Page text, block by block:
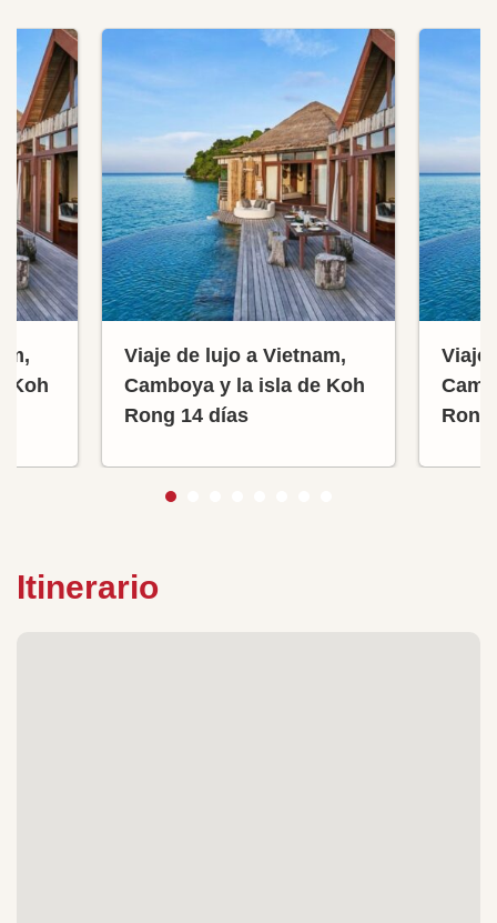
Koh
Viaje de lujo a Vietnam,
Camboya y la isla de Koh
Rong 14 días
Viaje
Itinerario